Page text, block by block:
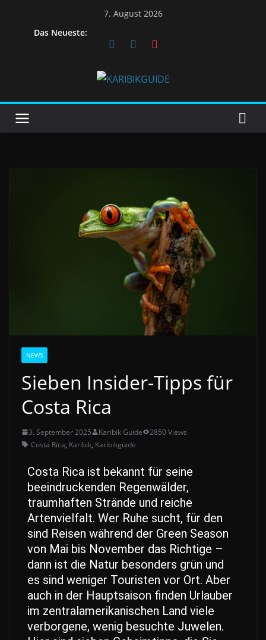
7. August 2026
Das Neueste:
NEWS
Sieben Insider-Tipps für
Costa Rica
3. September 2025 Karibik Guide
2850 Views
Costa Rica, Karibik, Karibikguide
Costa Rica ist bekannt für seine
beeindruckenden Regenwälder,
traumhaften Strände und reiche
Artenvielfalt. Wer Ruhe sucht, für den
sind Reisen während der Green Season
von Mai bis November das Richtige –
dann ist die Natur besonders grün und
es sind weniger Touristen vor Ort. Aber
auch in der Hauptsaison finden Urlauber
im zentralamerikanischen Land viele
verborgene, wenig besuchte Juwelen.